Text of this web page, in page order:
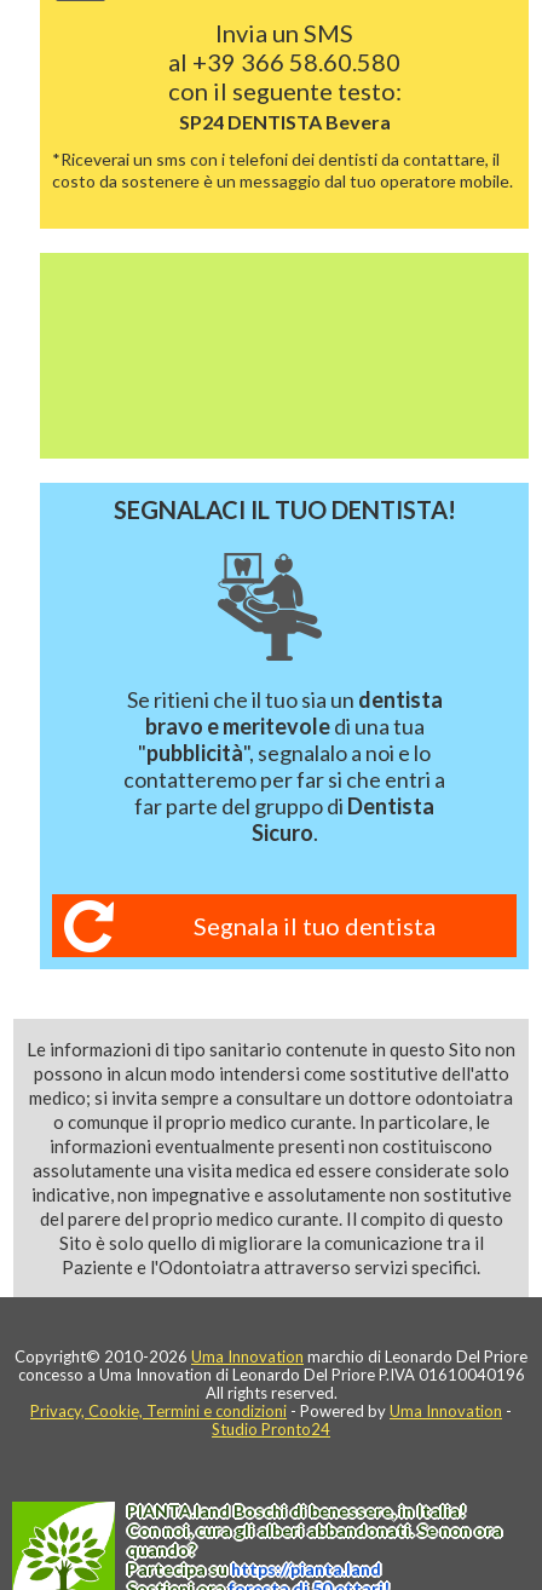
Invia un SMS
al +39 366 58.60.580
con il seguente testo:
SP24 DENTISTA Bevera
*Riceverai un sms con i telefoni dei dentisti da contattare, il
costo da sostenere è un messaggio dal tuo operatore mobile.
SEGNALACI IL TUO DENTISTA!
Se ritieni che il tuo sia un dentista
bravo e meritevoledi una tua
"pubblicità", segnalalo a noi e lo
contatteremo per far si che entri a
far parte del gruppo di Dentista
Sicuro.
Segnala il tuo dentista
Le informazioni di tipo sanitario contenute in questo Sito non
possono in alcun modo intendersi come sostitutive dell'atto
medico; si invita sempre a consultare un dottore odontoiatra
o comunque il proprio medico curante. In particolare, le
informazioni eventualmente presenti non costituiscono
assolutamente una visita medica ed essere considerate solo
indicative, non impegnative e assolutamente non sostitutive
del parere del proprio medico curante. Il compito di questo
Sito è solo quello di migliorare la comunicazione tra il
Paziente e l'Odontoiatra attraverso servizi specifici.
Copyright© 2010-2026 Uma Innovation marchio di Leonardo Del Priore
concesso a Uma Innovation di Leonardo Del Priore P.IVA 01610040196
All rights reserved.
Privacy, Cookie, Termini e condizioni - Powered byUma Innovation -
Studio Pronto24
PIANTA.landBoschi di benessere, in Italia!
Con noi, cura gli alberi abbandonati. Se non ora
quando?
Partecipa suhttps://pianta.land